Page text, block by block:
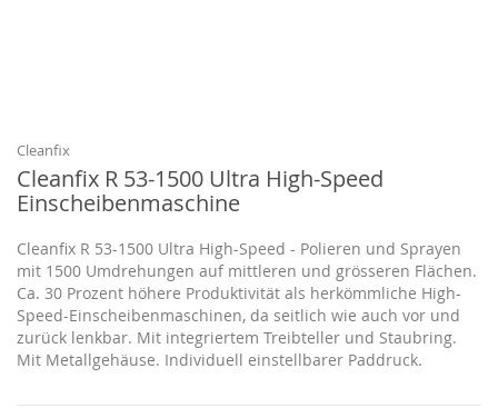
Bildgalerie
springen
Cleanfix
Cleanfix R 53-1500 Ultra High-Speed
Einscheibenmaschine
Cleanfix R 53-1500 Ultra High-Speed - Polieren und Sprayen
mit 1500 Umdrehungen auf mittleren und grösseren Flächen.
Ca. 30 Prozent höhere Produktivität als herkömmliche High-
Speed-Einscheibenmaschinen, da seitlich wie auch vor und
zurück lenkbar. Mit integriertem Treibteller und Staubring.
Mit Metallgehäuse. Individuell einstellbarer Paddruck.